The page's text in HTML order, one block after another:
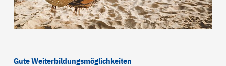
Gute Weiterbildungsmöglichkeiten